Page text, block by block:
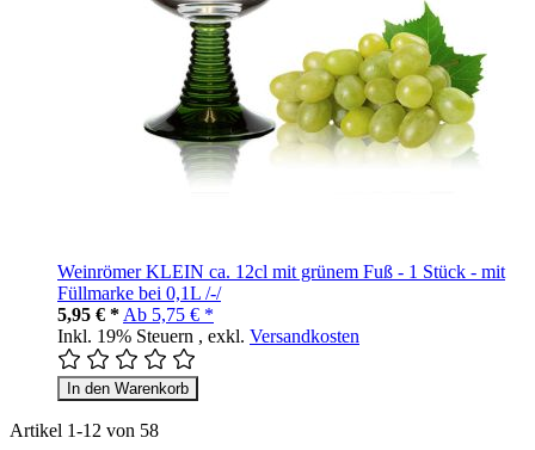
Weinrömer KLEIN ca. 12cl mit grünem Fuß - 1 Stück - mit
Füllmarke bei 0,1L /-/
5,95 € * Ab 5,75 € *
Inkl. 19% Steuern , exkl. Versandkosten
In den Warenkorb
Artikel 1-12 von 58